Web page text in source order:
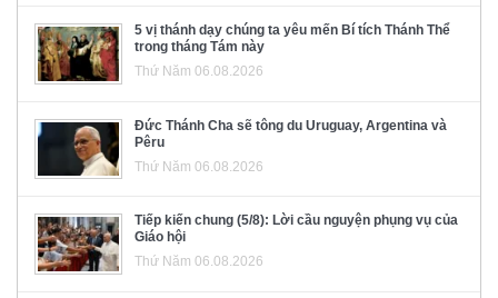
5 vị thánh dạy chúng ta yêu mến Bí tích Thánh Thể
trong tháng Tám này
Thứ Năm 06.08.2026
Đức Thánh Cha sẽ tông du Uruguay, Argentina và
Pêru
Thứ Năm 06.08.2026
Tiếp kiến chung (5/8): Lời cầu nguyện phụng vụ của
Giáo hội
Thứ Năm 06.08.2026